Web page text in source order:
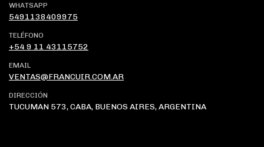
WHATSAPP
5491138409975
TELÉFONO
+54 9 11 43115752
EMAIL
VENTAS@FRANCUIR.COM.AR
DIRECCIÓN
TUCUMAN 573, CABA, BUENOS AIRES, ARGENTINA